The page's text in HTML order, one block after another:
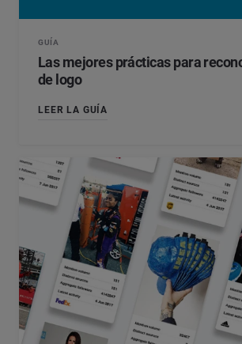
Siguiente
Campo obligatorio
GUÍA
Las mejores prácticas para
de logo
LEER LA GUÍA